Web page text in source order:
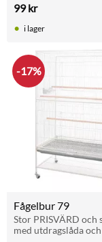
99kr
i lager
Fågelbur 79
Stor PRISVÄRD och
med utdragslåda
17%